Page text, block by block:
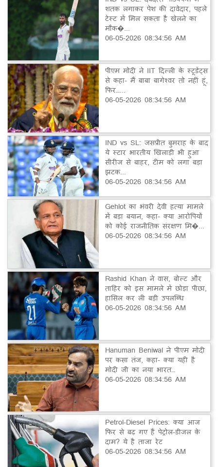
शतक लगाकर पेश की दावेदार, पहले
टेस्ट में मिल सकता है खेलने का
मौक�...
06-05-2026 08:34:56 AM
पीएम मोदी ने IIT दिल्ली के स्टूडेंट्स
से कहा- मैं बाबा बागेश्वर तो नहीं हूं,
फिर…...
06-05-2026 08:34:56 AM
IND vs SL: जसप्रीत बुमराह के बाद
ये स्टार भारतीय खिलाड़ी भी हुआ
सीरीज से बाहर, टीम को लगा बड़ा
झटक...
06-05-2026 08:34:56 AM
Gehlot का भंवरी देवी हत्या मामले
में बड़ा बयान, कहा- क्या आरोपियों
को कोई राजनीतिक संरक्षण मि�...
06-05-2026 08:34:56 AM
Rashid Khan ने वास, बोल्ट और
ताहिर को इस मामले में छोड़ा पीछा,
हासिल कर ली बड़ी उपलब्धि
06-05-2026 08:34:56 AM
Hanuman Beniwal ने पीएम मोदी
पर कसा तंज, कहा- क्या यही है
मोदी जी का नया भारत…
06-05-2026 08:34:56 AM
Petrol-Diesel Prices: क्या आज
फिर से बढ़ गए हैं पेट्रोल-डीजल के
दाम? ये है ताजा रेट
06-05-2026 08:34:56 AM